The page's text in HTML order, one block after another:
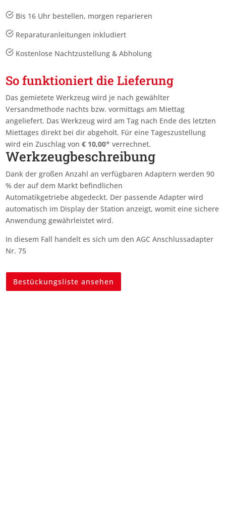
Bis 16 Uhr bestellen, morgen reparieren
Reparaturanleitungen inkludiert
Kostenlose Nachtzustellung & Abholung
So funktioniert die Lieferung
Das gemietete Werkzeug wird je nach gewählter
Versandmethode nachts bzw. vormittags am Miettag
angeliefert. Das Werkzeug wird am Tag nach Ende des letzten
Miettagesdirekt bei dir abgeholt. Für eine Tageszustellung
wird ein Zuschlag von€ 10,00* verrechnet.
Werkzeugbeschreibung
Dank der großen Anzahl an verfügbaren Adaptern werden 90
% der auf dem Markt befindlichen
Automatikgetriebe abgedeckt. Der passende Adapter wird
automatisch im Display der Station anzeigt, womit eine sichere
Anwendung gewährleistet wird.
In diesem Fall handelt es sich um den AGC Anschlussadapter
Nr. 75
Bestückungsliste ansehen